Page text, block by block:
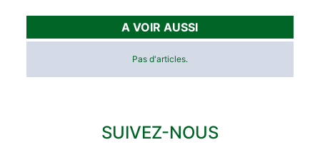
A VOIR AUSSI
Pas d'articles.
SUIVEZ-NOUS